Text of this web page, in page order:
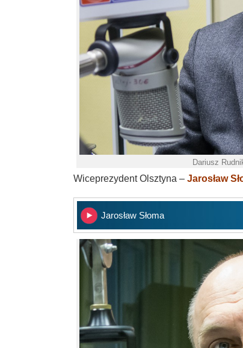
Dariusz
Wiceprezydent Olsztyna – Jarosław
Jarosław Słoma